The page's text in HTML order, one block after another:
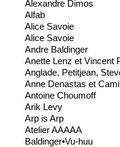
Alexandre Dimos
Alfab
Alice Savoie
Alice Savoie
Andre Baldinger
Anette Lenz et Vincent
Anglade, Petitjean,
Anne Denastas et
Antoine Choumoff
Arik Levy
Arp is Arp
Atelier AAAAA
Baldinger•Vu-huu